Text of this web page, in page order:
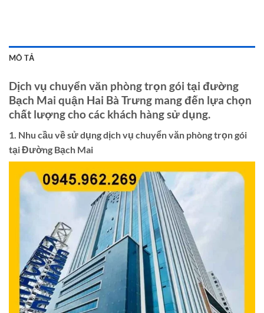
MÔ TẢ
Dịch vụ chuyển văn phòng trọn gói tại đường
Bạch Mai quận Hai Bà Trưng mang đến lựa chọn
chất lượng cho các khách hàng sử dụng.
1. Nhu cầu về sử dụng dịch vụ chuyển văn phòng trọn gói
tại Đường Bạch Mai